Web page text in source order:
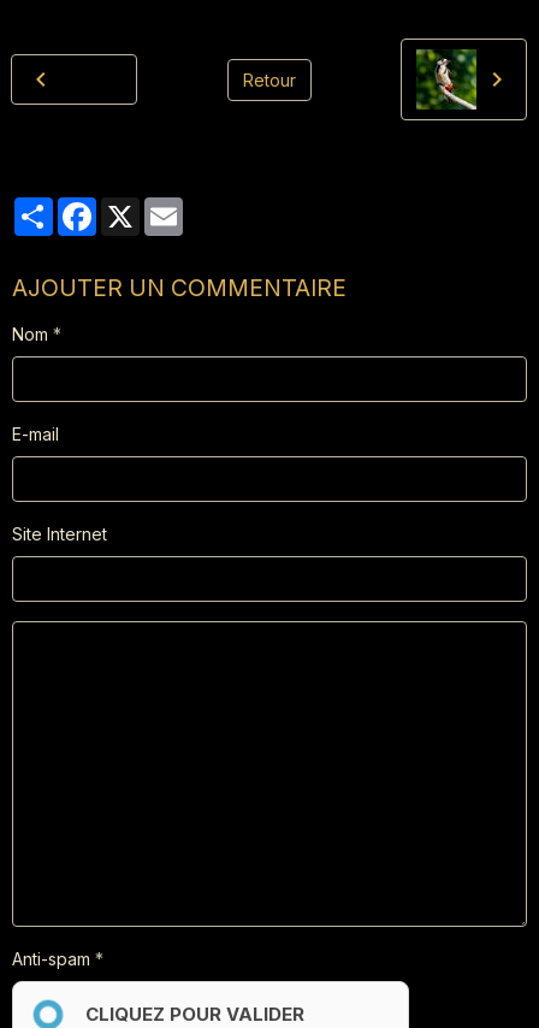
Retour
PartagerFacebook
X
AJOUTER UN COMMENTAIRE
Nom
E-mail
Site Internet
Anti-spam
CLIQUEZ POUR VALIDER